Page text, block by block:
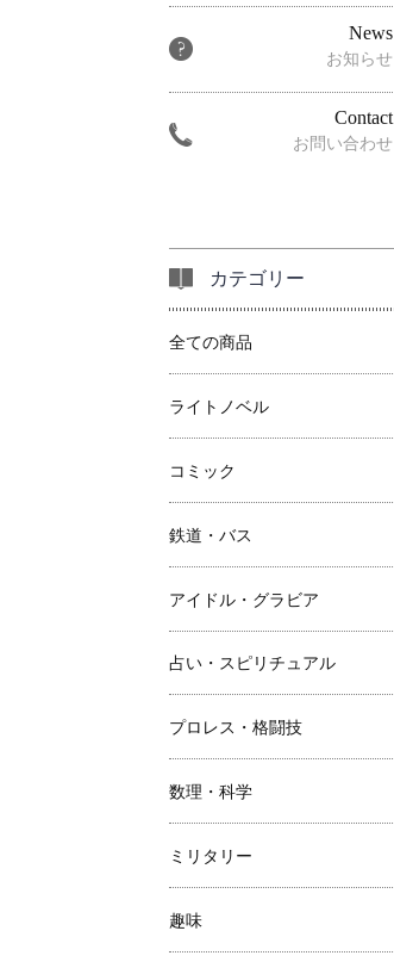
News
お知らせ
Contact
お問い合わせ
カテゴリー
全ての商品
ライトノベル
コミック
鉄道・バス
アイドル・グラビア
占い・スピリチュアル
プロレス・格闘技
数理・科学
ミリタリー
趣味